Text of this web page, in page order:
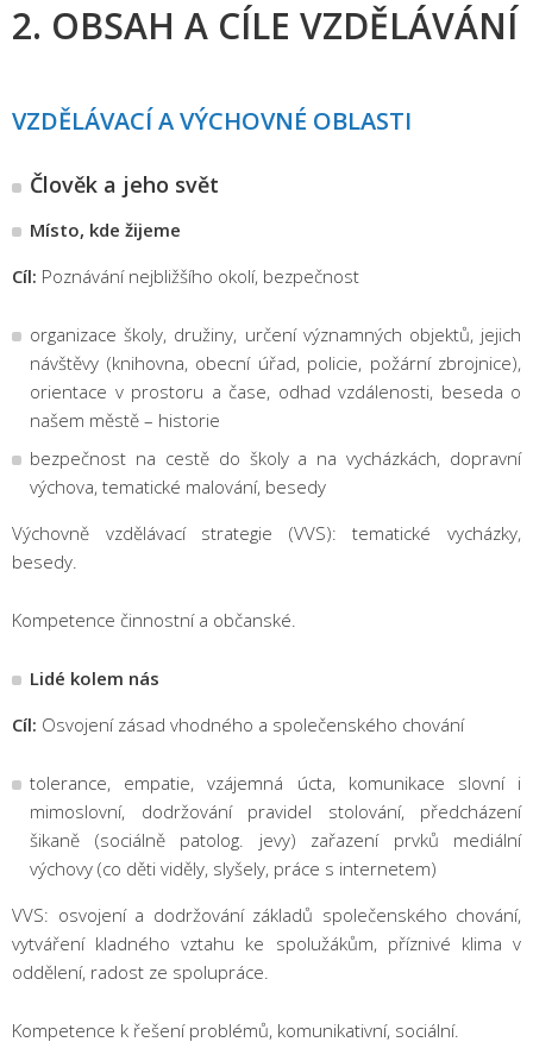
2. OBSAH A CÍLE VZDĚLÁVÁNÍ
VZDĚLÁVACÍ A VÝCHOVNÉ OBLASTI
Člověk a jeho svět
Místo, kde žijeme
Cíl: Poznávání nejbližšího okolí, bezpečnost
organizace školy, družiny, určení významných objektů, jejich
návštěvy (knihovna, obecní úřad, policie, požární zbrojnice),
orientace v prostoru a čase, odhad vzdálenosti, beseda o
našem městě – historie
bezpečnost na cestě do školy a na vycházkách, dopravní
výchova, tematické malování, besedy
Výchovně vzdělávací strategie (VVS): tematické vycházky,
besedy.
Kompetence činnostní a občanské.
Lidé kolem nás
Cíl: Osvojení zásad vhodného a společenského chování
tolerance, empatie, vzájemná úcta, komunikace slovní i
mimoslovní, dodržování pravidel stolování, předcházení
šikaně (sociálně patolog. jevy) zařazení prvků mediální
výchovy (co děti viděly, slyšely, práce s internetem)
VVS: osvojení a dodržování základů společenského chování,
vytváření kladného vztahu ke spolužákům, příznivé klima v
oddělení, radost ze spolupráce.
Kompetence k řešení problémů, komunikativní, sociální.